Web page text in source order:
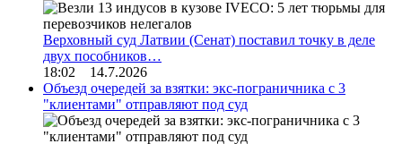
Верховный суд Латвии (Сенат) поставил точку в деле
двух пособников…
18:02 14.7.2026
Объезд очередей за взятки: экс-пограничника с 3
"клиентами" отправляют под суд